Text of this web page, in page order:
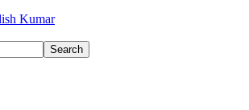
Kumar
Search